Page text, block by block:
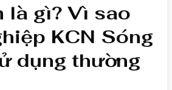
là gì? Vì sao
KCN Sóng
dụng thường